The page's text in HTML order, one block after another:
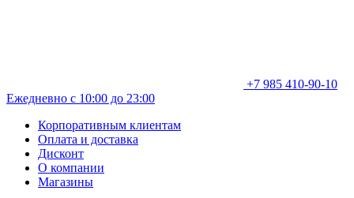
+7 985 410-90-10
Ежедневно с 10:00 до 23:00
Корпоративным клиентам
Оплата и доставка
Дисконт
О компании
Магазины